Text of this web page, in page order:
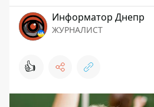
Информатор Днепр
ЖУРНАЛИСТ
👍